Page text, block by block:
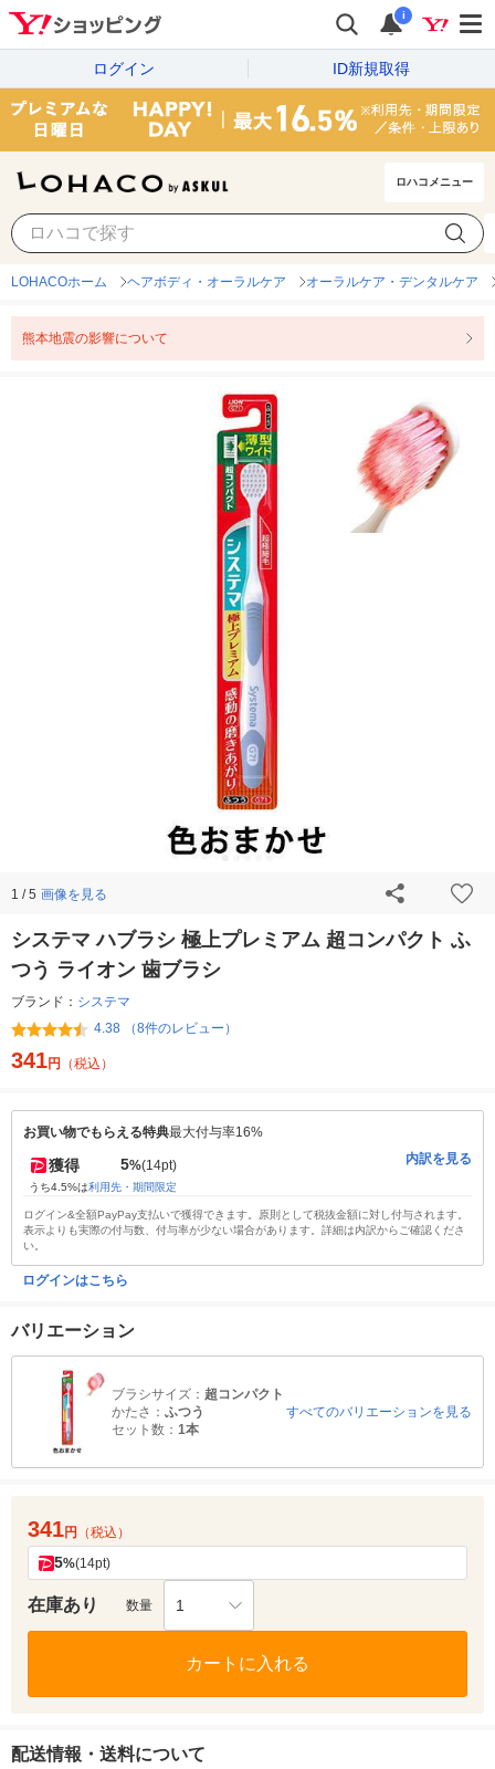
i
ログイン ID新規取得
ロハコメニュー
LOHACOホーム ヘアボディ・オーラルケア オーラルケア・デンタルケア
熊本地震の影響について
1 / 5 画像を見る
システマ ハブラシ 極上プレミアム 超コンパクト ふ
つう ライオン 歯ブラシ
ブランド： システマ
4.38 （8件のレビュー）
341円 （税込）
お買い物でもらえる特典最大付与率16%
獲得 5%(14pt)
うち4.5%は利用先・期間限定
内訳を見る
ログイン&全額PayPay支払いで獲得できます。原則として税抜金額に対し付与されます。
表示よりも実際の付与数、付与率が少ない場合があります。詳細は内訳からご確認くださ
い。
ログインはこちら
バリエーション
ブラシサイズ： 超コンパクト
かたさ： ふつう
セット数： 1本
すべてのバリエーションを見る
341円 （税込）
5%(14pt)
在庫あり 数量 1
カートに入れる
配送情報・送料について